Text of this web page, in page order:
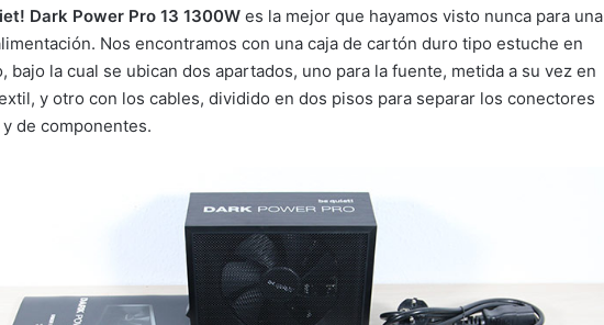
Dark Power Pro 13 1300W es la mejor que hayamos visto nunca para una
Nos encontramos con una caja de cartón duro tipo estuche en
bajo la cual se ubican dos apartados, uno para la fuente, metida a su vez en
y otro con los cables, dividido en dos pisos para separar los conectores
de componentes.